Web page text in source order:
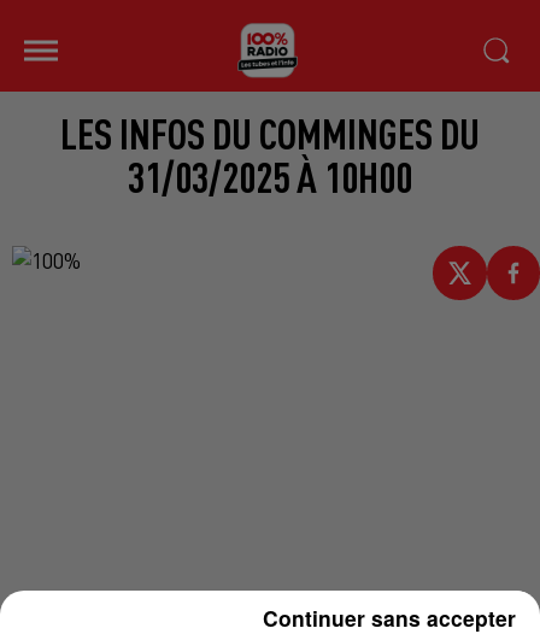
LES INFOS DU COMMINGES DU
31/03/2025 À 10H00
Continuer sans accepter